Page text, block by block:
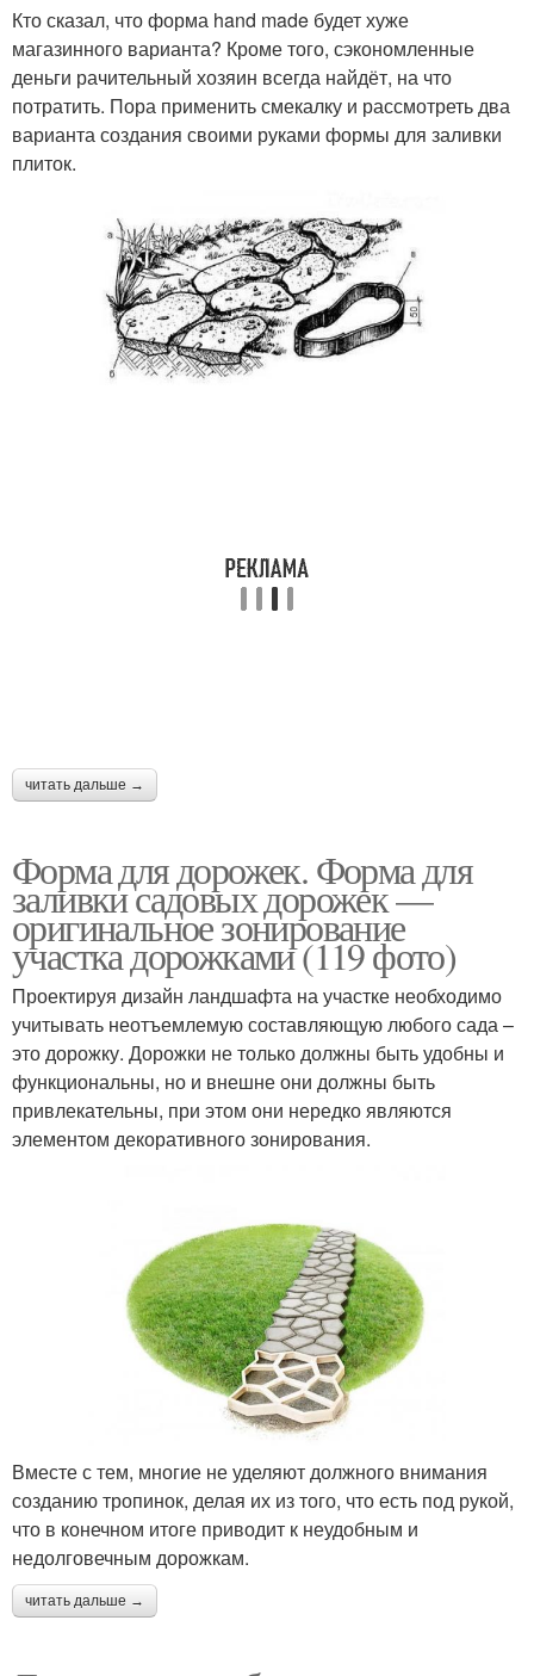
Дорожки из целых
бутылок
Дорожка из
пластиковых бутылок
Дорожки из
пластиковых бутылок
Камень для дорожек Дорожки на даче
Дорожка из стеклянных
Кто сказал, что форма hand made будет хуже
магазинного варианта? Кроме того, сэкономленные
деньги рачительный хозяин всегда найдёт, на что
потратить. Пора применить смекалку и рассмотреть два
варианта создания своими руками формы для заливки
плиток.
читать дальше →
Форма для дорожек. Форма для
заливки садовых дорожек —
оригинальное зонирование
участка дорожками (119 фото)
Проектируя дизайн ландшафта на участке необходимо
учитывать неотъемлемую составляющую любого сада –
это дорожку. Дорожки не только должны быть удобны и
функциональны, но и внешне они должны быть
привлекательны, при этом они нередко являются
элементом декоративного зонирования.
Вместе с тем, многие не уделяют должного внимания
созданию тропинок, делая их из того, что есть под рукой,
что в конечном итоге приводит к неудобным и
недолговечным дорожкам.
читать дальше →